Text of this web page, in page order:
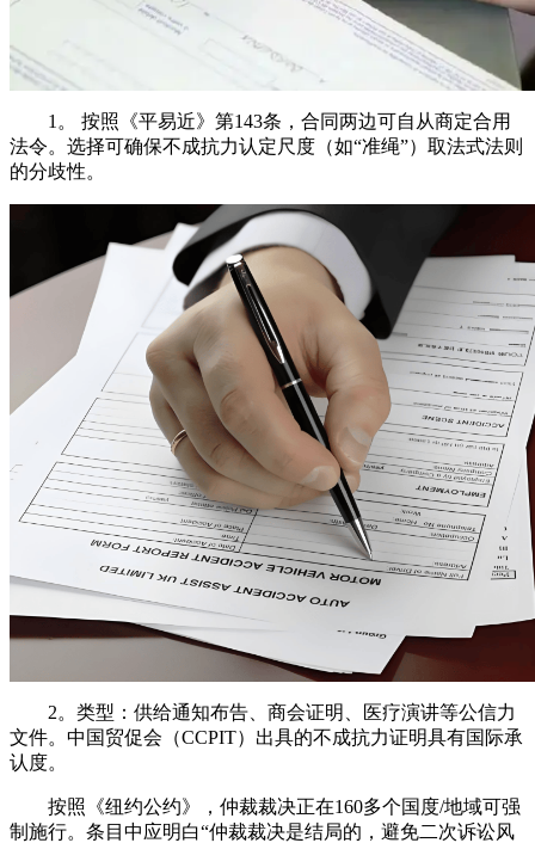
1。 按照《平易近》第143条，合同两边可自从商定合用
法令。选择可确保不成抗力认定尺度（如“准绳”）取法式法则
的分歧性。
2。类型：供给通知布告、商会证明、医疗演讲等公信力
文件。中国贸促会（CCPIT）出具的不成抗力证明具有国际承
认度。
按照《纽约公约》，仲裁裁决正在160多个国度/地域可强
制施行。条目中应明白“仲裁裁决是结局的，避免二次诉讼风